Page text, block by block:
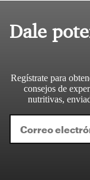
Dale
Regístrate para
consejos de
nutritivas,